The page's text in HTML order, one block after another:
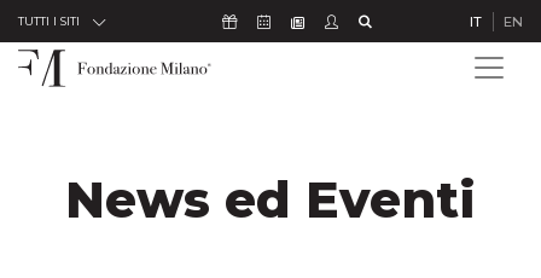
Skip to Content
TUTTI I SITI Icona Sostienici
Icona Calendario Eventi
Icona Newsletter
Icona Studenti IT EN
News ed Eventi